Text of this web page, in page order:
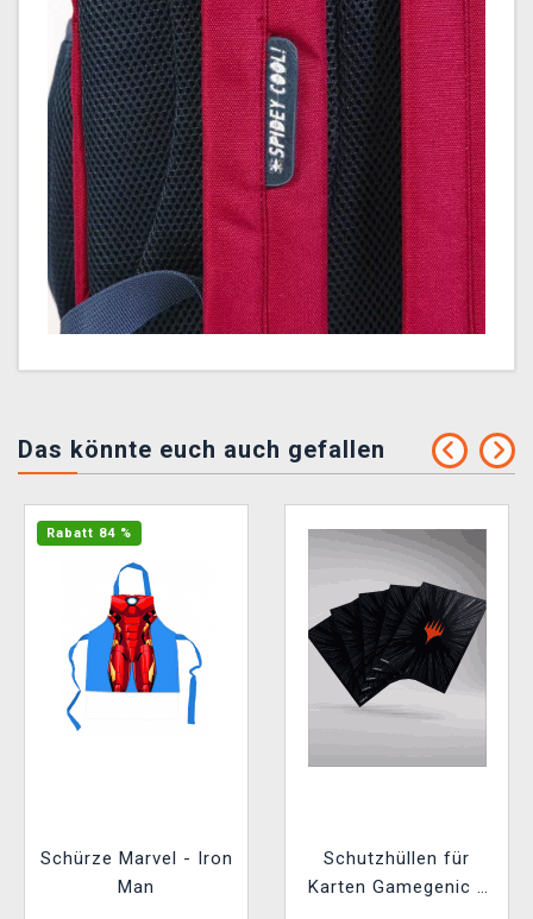
Das könnte euch auch gefallen
Rabatt 84 %
Schürze Marvel - Iron
Man
Schutzhüllen für
Karten Gamegenic -